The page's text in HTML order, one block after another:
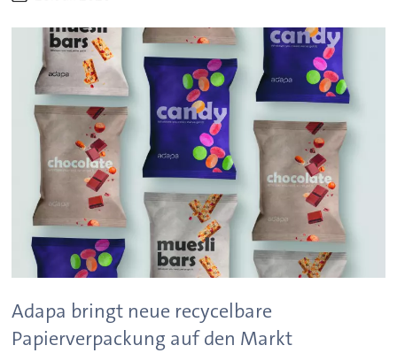
Adapa bringt neue recycelbare
Papierverpackung auf den Markt